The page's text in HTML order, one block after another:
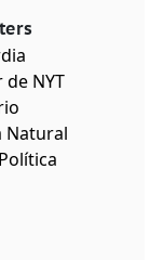
NYT
Natural